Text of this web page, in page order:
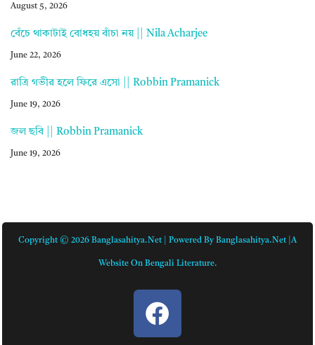
August 5, 2026
বেঁচে থাকাটাই বোধহয় বাঁচা নয় || Nila Acharjee
June 22, 2026
রাত্রি গভীর হলে ফিরে এসো || Robbin Pramanick
June 19, 2026
জল ছবি || Robbin Pramanick
June 19, 2026
Copyright © 2026 Banglasahitya.net | Powered By Banglasahitya.net |A
Website On Bengali Literature.